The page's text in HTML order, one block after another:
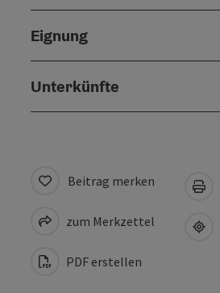
Eignung
Unterkünfte
Beitrag merken
zum Merkzettel
PDF erstellen